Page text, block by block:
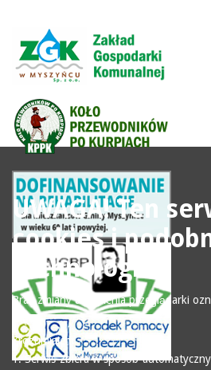
UWAGA! Ten
cookies i
technologii.
Brak zmiany ustawienia przeglądarki
więcej…
Zrozumiałem
1. Serwis zbiera w sposób